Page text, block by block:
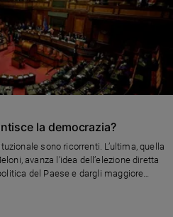
la democrazia?
sono ricorrenti. L’ultima, quella
avanza l’idea dell’elezione diretta
del Paese e dargli maggiore
gesuita, direttore di